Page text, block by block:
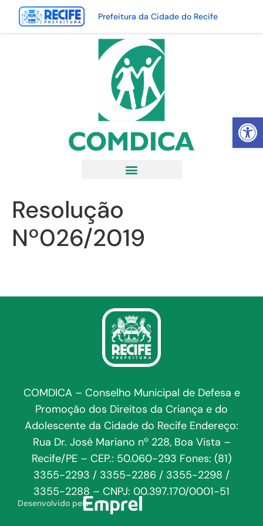
Abrir
Prefeitura da Cidade do Recife
Resolução
Nº026/2019
COMDICA – Conselho Municipal de Defesa e
Promoção dos Direitos da Criança e do
Adolescente da Cidade do Recife Endereço:
Rua Dr. José Mariano nº 228, Boa Vista –
Recife/PE – CEP.: 50.060-293 Fones: (81)
3355-2293 / 3355-2286 / 3355-2298 /
3355-2288 – CNPJ: 00.397.170/0001-51
Desenvolvido pela